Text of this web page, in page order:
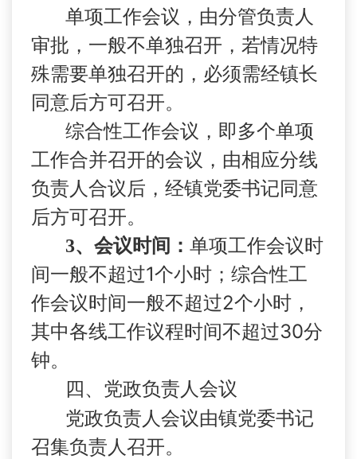
单项工作会议，由分管负责人
审批，一般不单独召开，若情况特
殊需要单独召开的，必须需经镇长
同意后方可召开。
综合性工作会议，即多个单项
工作合并召开的会议，由相应分线
负责人合议后，经镇党委书记同意
后方可召开。
3、会议时间： 单项工作会议时
间一般不超过1个小时；综合性工
作会议时间一般不超过2个小时，
其中各线工作议程时间不超过30分
钟。
四、党政负责人会议
党政负责人会议由镇党委书记
召集负责人召开。